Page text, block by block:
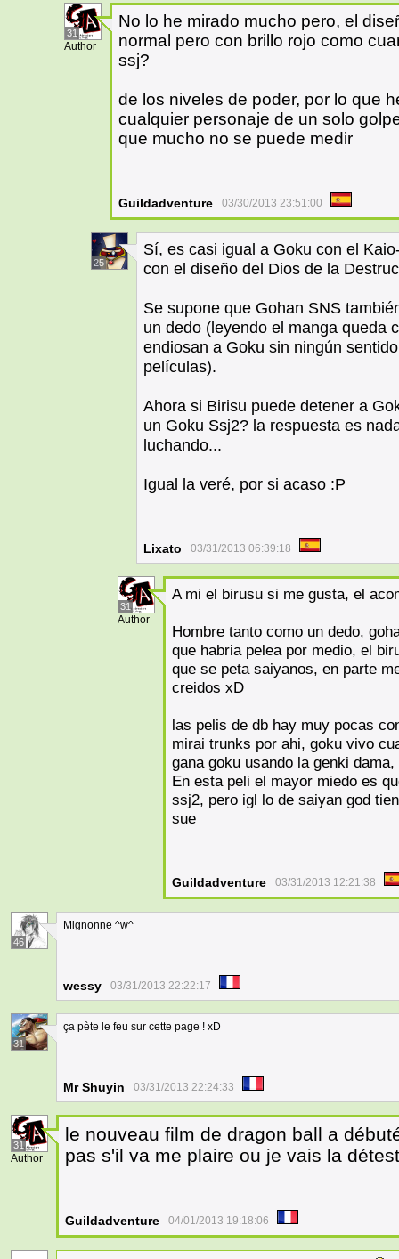
31
Author
No lo he mirado mucho pero, el
normal pero con brillo rojo como
ssj?
de los niveles de poder, por lo que
cualquier personaje de un solo
que mucho no se puede medir
Guildadventure 03/30/2013 23:51:00
25
Sí, es casi igual a Goku con el
con el diseño del Dios de la
Se supone que Gohan SNS
un dedo (leyendo el manga queda
endiosan a Goku sin ningún
películas).
Ahora si Birisu puede detener a
un Goku Ssj2? la respuesta es
luchando...
Igual la veré, por si acaso :P
Lixato 03/31/2013 06:39:18
31
Author
A mi el birusu si me gusta, el
Hombre tanto como un dedo,
que habria pelea por medio, el
que se peta saiyanos, en parte
creidos xD
las pelis de db hay muy pocas
mirai trunks por ahi, goku vivo
gana goku usando la genki
En esta peli el mayor miedo es
ssj2, pero igl lo de saiyan god
sue
Guildadventure 03/31/2013 12:21:38
46
Mignonne ^w^
wessy 03/31/2013 22:22:17
31
ça pète le feu sur cette page ! xD
Mr Shuyin 03/31/2013 22:24:33
31
Author
le nouveau film de dragon ball a
pas s'il va me plaire ou je vais la
Guildadventure 04/01/2013 19:18:06